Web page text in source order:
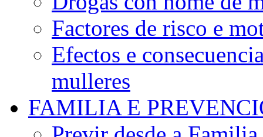
Factores de risco e
Efectos e
mulleres
FAMILIA E